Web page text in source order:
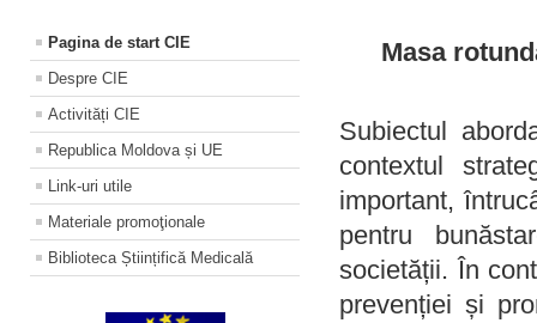
Pagina de start CIE
Despre CIE
Activități CIE
Republica Moldova și UE
Link-uri utile
Materiale promoţionale
Biblioteca Științifică Medicală
Masa
Subiectul
contextul
important,
pentru
societății. În
prevenției și